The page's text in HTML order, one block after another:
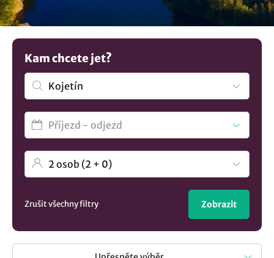
lokální kuchyni. Užijte si jedinečnou kombinaci pohodlí,
výborného jídla a nezapomenutelné dovolené. Není to co
hledáte? Prohlédněte si všechnaubytování v lokalitě
Kam chcete jet?
Zrušit všechny filtry Zobrazit